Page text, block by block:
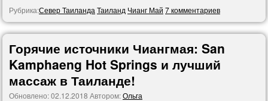
Рубрика:Север Таиланда Таиланд Чианг Май 7 комментариев
Горячие источники Чиангмая: San
Kamphaeng Hot Springs и лучший
массаж в Таиланде!
Обновлено:02.12.2018 Автором:Ольга